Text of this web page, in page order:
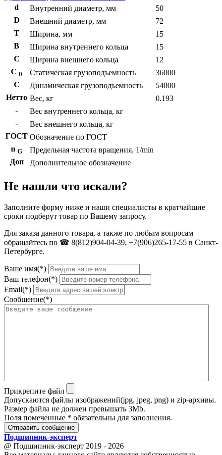
d Внутренний диаметр, мм
50
D
Внешний диаметр, мм
72
T
Ширина, мм
15
B
Ширина внутреннего кольца
15
С
Ширина внешнего кольца
12
С 0 Статическая грузоподъемность
36000
C
Динамическая грузоподъемность
54000
Нетто Вес, кг
0.193
-
Вес внутреннего кольца, кг
-
Вес внешнего кольца, кг
ГОСТ Обозначение по ГОСТ
n G
Предельная частота вращения, 1/min
Доп
Дополнительное обозначение
Не нашли что искали?
Заполните форму ниже и наши специалисты в кратчайшие
сроки подберут товар по Вашему запросу.
Для заказа данного товара, а также по любым вопросам
обращайтесь по ☎ 8(812)904-04-39, +7(906)265-17-55 в Санкт-
Петербурге.
Ваше имя(*)
Ваш телефон(*)
Email(*)
Сообщение(*)
Прикрепите файл
Допускаются файлы изображений(jpg, jpeg, png) и zip-архивы.
Размер файла не должен превышать 3Mb.
Поля помеченные * обязательны для заполнения.
Отправить сообщение
Подшипник-эксперт
@ Подшипник-эксперт 2019 - 2026